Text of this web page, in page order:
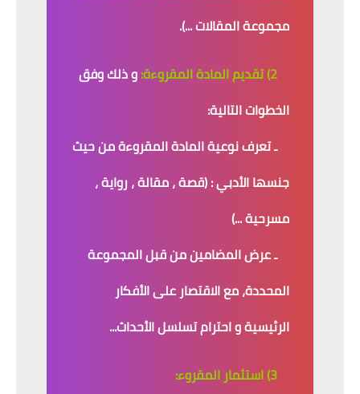
مجموعة المقالات ...).
2) تقديم المادة المقروءة:
و ذلك وفق
الخطوات التالية:
ـ تعرف نوعية المادة المقروءة من حيث
جنسها الأدبي : (قصة ، مقالة ، رواية ،
مسرحية ...)
ـ عرض المضامين من قبل المجموعة
المحددة، مع الاقتصار على الأفكار
الرئيسية و احترام تسلسل الأحداث...
3) استثمار المقروء: